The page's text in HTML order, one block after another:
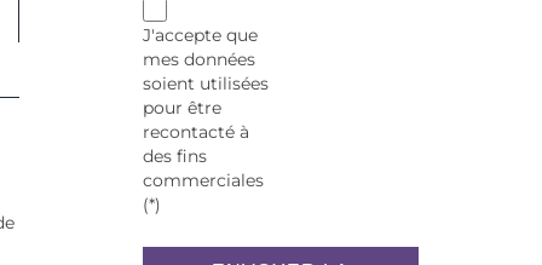
J'accepte que
mes données
soient utilisées
pour être
recontacté à
des fins
commerciales
(*)